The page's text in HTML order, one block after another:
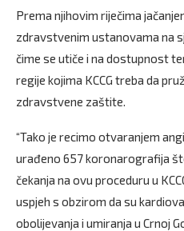
Prema njihovim riječima
zdravstvenim ustanovama na
čime se utiče i na dostupnost
regije kojima KCCG treba da
zdravstvene zaštite.
“Tako je recimo otvaranjem
urađeno 657 koronarografija
čekanja na ovu proceduru u
uspjeh s obzirom da su
obolijevanja i umiranja u Crnoj